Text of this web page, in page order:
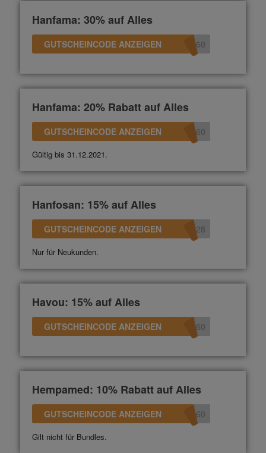
Hanfama: 30% auf Alles
GUTSCHEINCODE ANZEIGEN 360
Hanfama: 20% Rabatt auf Alles
GUTSCHEINCODE ANZEIGEN 360
Gültig bis 31.12.2021.
Hanfosan: 15% auf Alles
GUTSCHEINCODE ANZEIGEN 528
Nur für Neukunden.
Havou: 15% auf Alles
GUTSCHEINCODE ANZEIGEN 360
Hempamed: 10% Rabatt auf Alles
GUTSCHEINCODE ANZEIGEN 360
Gilt nicht für Bundles.